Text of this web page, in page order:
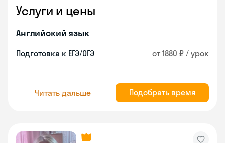
Услуги и цены
Английский язык
Подготовка к ЕГЭ/ОГЭ от 1880 ₽ / урок
Читать дальше Подобрать время